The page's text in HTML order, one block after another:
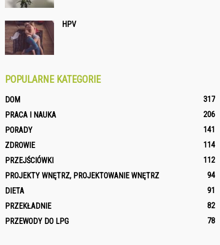
HPV
POPULARNE KATEGORIE
DOM
317
PRACA I NAUKA
206
PORADY
141
ZDROWIE
114
PRZEJŚCIÓWKI
112
PROJEKTY WNĘTRZ, PROJEKTOWANIE WNĘTRZ
94
DIETA
91
PRZEKŁADNIE
82
PRZEWODY DO LPG
78